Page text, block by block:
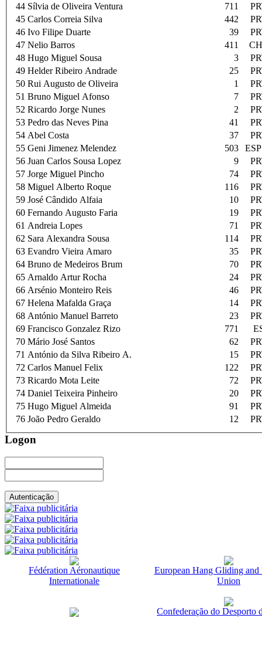
44 Sílvia de Oliveira Ventura 711
45 Carlos Correia Silva 442
46 Ivo Filipe Duarte 39
47 Nelio Barros 411
48 Hugo Miguel Sousa 3
49 Helder Ribeiro Andrade 25
50 Rui Augusto de Oliveira 1
51 Bruno Miguel Afonso 7
52 Ricardo Jorge Nunes 2
53 Pedro das Neves Pina 41
54 Abel Costa 37
55 Geni Jimenez Melendez 503
56 Juan Carlos Sousa Lopez 9
57 Jorge Miguel Pincho 74
58 Miguel Alberto Roque 116
59 José Cândido Alfaia 10
60 Fernando Augusto Faria 19
61 Andreia Lopes 71
62 Sara Alexandra Sousa 114
63 Evandro Vieira Amaro 35
64 Bruno de Medeiros Brum 70
65 Arnaldo Artur Rocha 24
66 Arsénio Monteiro Reis 46
67 Helena Mafalda Graça 14
68 António Manuel Barreto 23
69 Francisco Gonzalez Rizo 771
70 Mário José Santos 62
71 António da Silva Ribeiro A. 15
72 Carlos Manuel Felix 122
73 Ricardo Mota Leite 72
74 Daniel Teixeira Pinheiro 20
75 Hugo Miguel Almeida 91
76 João Pedro Geraldo 12
Logon
Fédération Aéronautique
Internationale
European Hang Gliding and
Union
Confederação do Desporto